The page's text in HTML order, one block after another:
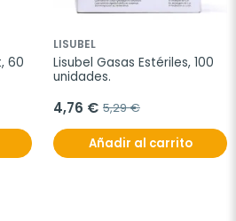
60
LISUBEL
Lisubel Gasas Estériles, 100
unidades.
4,76 € 5,29 €
Añadir al carrito